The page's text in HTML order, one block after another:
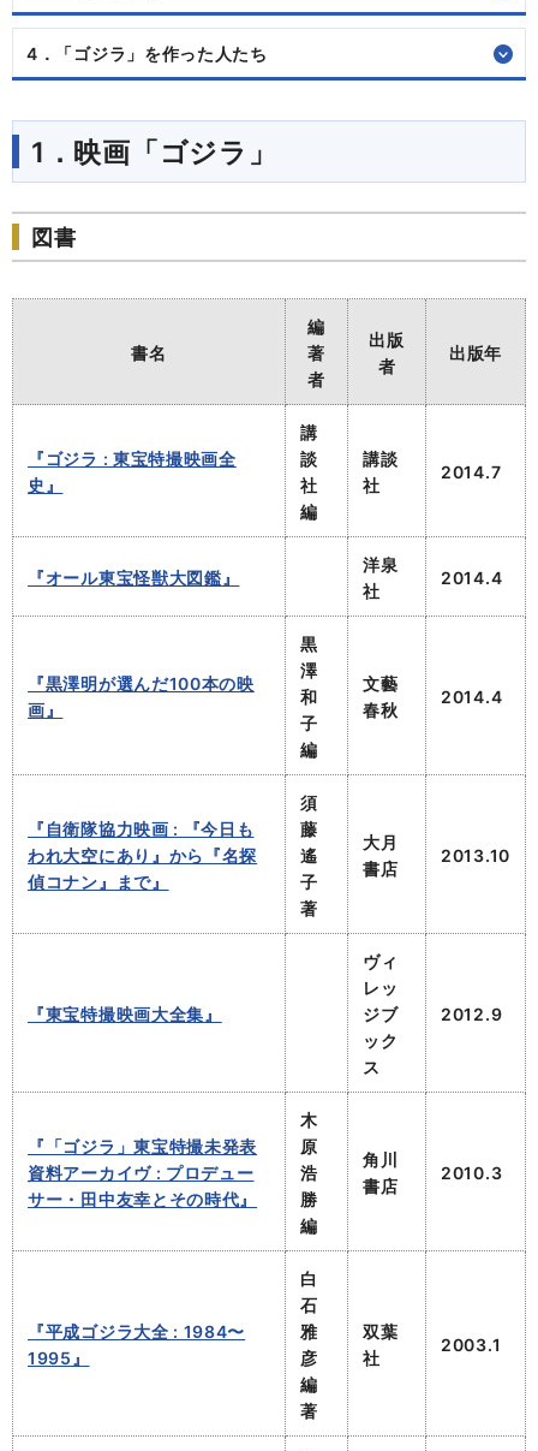
4．「ゴジラ」を作った人たち
1．映画「ゴジラ」
図書
書名
編
著
者
出版
者
出版年
『ゴジラ : 東宝特撮映画全
史』
講
談
社
編
講談
社
2014.7
『オール東宝怪獣大図鑑』
洋泉
社
2014.4
『黒澤明が選んだ100本の映
画』
黒
澤
和
子
編
文藝
春秋
2014.4
『自衛隊協力映画 : 『今日も
われ大空にあり』から『名探
偵コナン』まで』
須
藤
遙
子
著
大月
書店
2013.10
『東宝特撮映画大全集』
ヴィ
レッ
ジブ
ック
ス
2012.9
『「ゴジラ」東宝特撮未発表
資料アーカイヴ : プロデュー
サー・田中友幸とその時代』
木
原
浩
勝
編
角川
書店
2010.3
『平成ゴジラ大全 : 1984〜
1995』
白
石
雅
彦
編
著
双葉
社
2003.1